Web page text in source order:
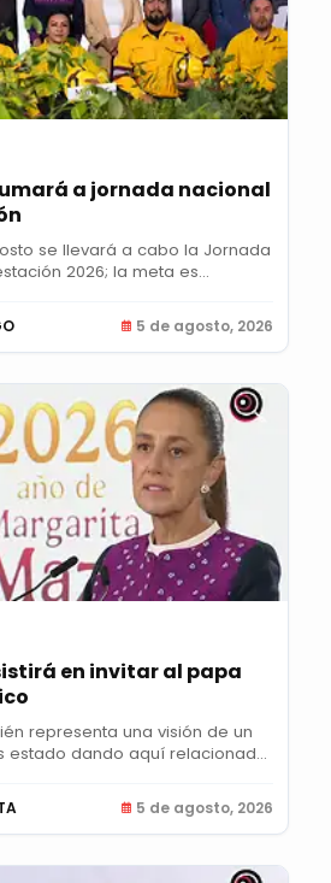
a jornada nacional
se llevará a cabo la Jornada
2026; la meta es...
5 de agosto, 2026
en invitar al papa
representa una visión de un
estado dando aquí relacionado
5 de agosto, 2026